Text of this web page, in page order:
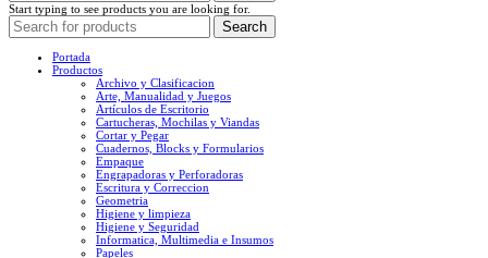
Start typing to see products you are looking for.
Search
Portada
Productos
Archivo y Clasificacion
Arte, Manualidad y Juegos
Artículos de Escritorio
Cartucheras, Mochilas y Viandas
Cortar y Pegar
Cuadernos, Blocks y Formularios
Empaque
Engrapadoras y Perforadoras
Escritura y Correccion
Geometria
Higiene y limpieza
Higiene y Seguridad
Informatica, Multimedia e Insumos
Papeles